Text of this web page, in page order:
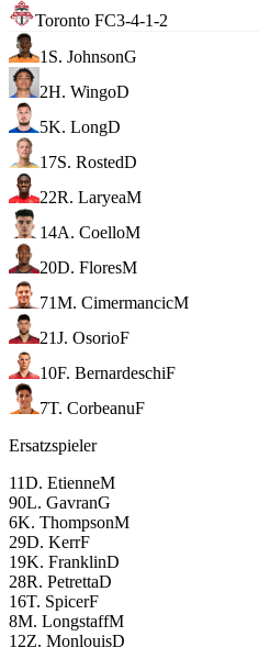
Toronto FC3-4-1-2
1 S. JohnsonG
2H. WingoD
5K. LongD
17S. RostedD
22R. LaryeaM
14A. CoelloM
20D. FloresM
71M. CimermancicM
21J. OsorioF
10F. BernardeschiF
7T. CorbeanuF
Ersatzspieler
11D. EtienneM
90L. GavranG
6K. ThompsonM
29D. KerrF
19K. FranklinD
28R. PetrettaD
16T. SpicerF
8M. LongstaffM
12Z. MonlouisD